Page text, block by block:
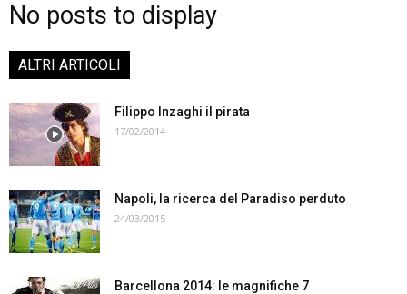
No posts to display
ALTRI ARTICOLI
Filippo Inzaghi il pirata
17/02/2014
Napoli, la ricerca del Paradiso perduto
24/03/2015
Barcellona 2014: le magnifiche 7